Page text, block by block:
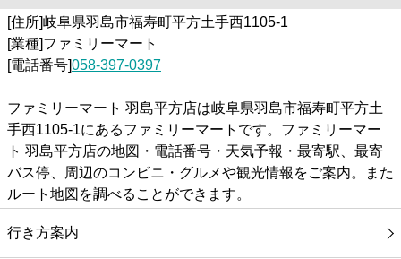
[住所]岐阜県羽島市福寿町平方土手西1105-1
[業種]ファミリーマート
[電話番号]058-397-0397
ファミリーマート 羽島平方店は岐阜県羽島市福寿町平方土
手西1105-1にあるファミリーマートです。ファミリーマー
ト 羽島平方店の地図・電話番号・天気予報・最寄駅、最寄
バス停、周辺のコンビニ・グルメや観光情報をご案内。また
ルート地図を調べることができます。
行き方案内